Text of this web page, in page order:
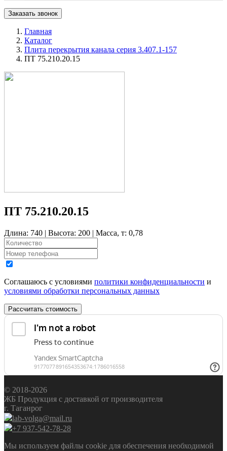
Заказать звонок
Главная
Каталог
Плита перекрытия канала серия 3.407.1-157
ПТ 75.210.20.15
ПТ 75.210.20.15
Длина: 740 | Высота: 200 | Масса, т: 0,78
Соглашаюсь с условиями политики конфиденциальности и
условиями обработки персональных данных
Рассчитать стоимость
© 2018-2026
ЖБ Продукция с доставкой от производителя
г. Таганрог
lab-volga@mail.ru
+7 937-542-78-28
Мы используем файлы cookie для обеспечения необходимой